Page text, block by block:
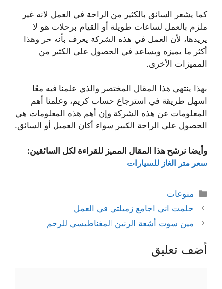
كما يشعر السائق بالكثير من الراحة في العمل لانه غير
ملزم بالعمل لساعات طويلة أو القيام برحلات هو لا
يريدها، لأن العمل في هذه الشركة يعرف بأنه حر وهذا
أكثر ما يميزه ويساعد في الحصول على الكثير من
المميزات الأخرى.
بهذا ينتهي هذا المقال المختصر والذي علمنا فيه معًا
اسهل طريقة في استرجاع حساب كريم، وعلمنا أهم
المعلومات عن هذه الشركة وإن أهم هذه المعلومات هي
الحصول على الراحة الكبير سواء أكان العميل أو السائق.
وأيضا نرشح هذا المقال المميز للقراءة لكل السائقين:
سعر متر الغاز للسيارات
التصنيفات
منوعات
حلمت اني اجامع زميلتي في العمل
مين سوت أشعة الرنين المغناطيسي للرحم
أضف تعليق